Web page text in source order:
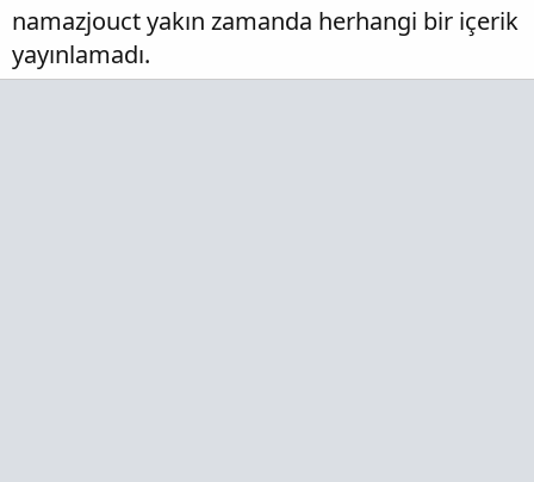
namazjouct yakın zamanda herhangi bir içerik
yayınlamadı.